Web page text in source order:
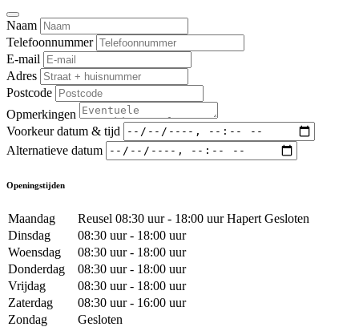
Naam
Telefoonnummer
E-mail
Adres
Postcode
Opmerkingen
Voorkeur datum & tijd
Alternatieve datum
Openingstijden
Maandag
Reusel 08:30 uur - 18:00 uur Hapert Gesloten
Dinsdag
08:30 uur - 18:00 uur
Woensdag
08:30 uur - 18:00 uur
Donderdag
08:30 uur - 18:00 uur
Vrijdag
08:30 uur - 18:00 uur
Zaterdag
08:30 uur - 16:00 uur
Zondag
Gesloten